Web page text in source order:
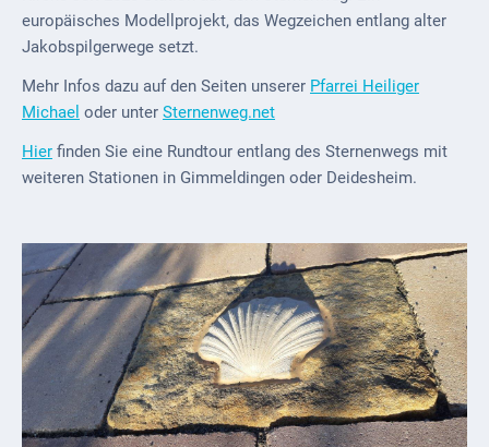
1816
Schulbilder
Datenschutz
Kontakt
Veranstaltungen
Kultur &
Freizeit
Feste
feiern
Wandern/Nord.Walking
Radfahren
europäisches Modellprojekt, das Wegzeichen entlang alter
Jakobspilgerwege setzt.
Mehr Infos dazu auf den Seiten unserer Pfarrei Heiliger
Michael oder unter Sternenweg.net
Hier finden Sie eine Rundtour entlang des Sternenwegs mit
weiteren Stationen in Gimmeldingen oder Deidesheim.